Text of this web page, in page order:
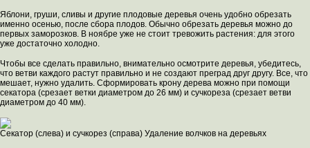
Яблони, груши, сливы и другие плодовые деревья очень удобно обрезать
именно осенью, после сбора плодов. Обычно обрезать деревья можно до
первых заморозков. В ноябре уже не стоит тревожить растения: для этого
уже достаточно холодно.
Чтобы все сделать правильно, внимательно осмотрите деревья, убедитесь,
что ветви каждого растут правильно и не создают преград друг другу. Все, что
мешает, нужно удалить. Сформировать крону дерева можно при помощи
секатора (срезает ветки диаметром до 26 мм) и сучкореза (срезает ветви
диаметром до 40 мм).
Секатор (слева) и сучкорез (справа) Удаление волчков на деревьях